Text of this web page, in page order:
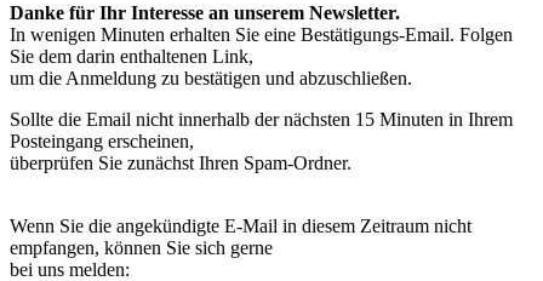
Danke für Ihr Interesse an unserem Newsletter.
In wenigen Minuten erhalten Sie eine Bestätigungs-Email. Folgen
Sie dem darin enthaltenen Link,
um die Anmeldung zu bestätigen und abzuschließen.
Sollte die Email nicht innerhalb der nächsten 15 Minuten in Ihrem
Posteingang erscheinen,
überprüfen Sie zunächst Ihren Spam-Ordner.
Wenn Sie die angekündigte E-Mail in diesem Zeitraum nicht
empfangen, können Sie sich gerne
bei uns melden: